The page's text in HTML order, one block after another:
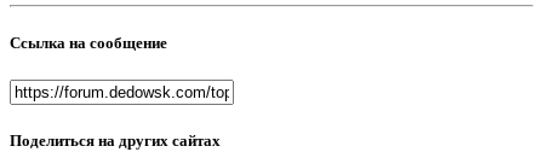
Ссылка на сообщение
Поделиться на других сайтах